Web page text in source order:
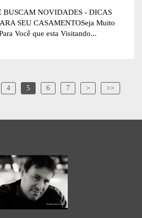
BUSCAM NOVIDADES - DICAS
SEU CASAMENTOSeja Muito
Você que esta Visitando...
4 5 6 7 > >>